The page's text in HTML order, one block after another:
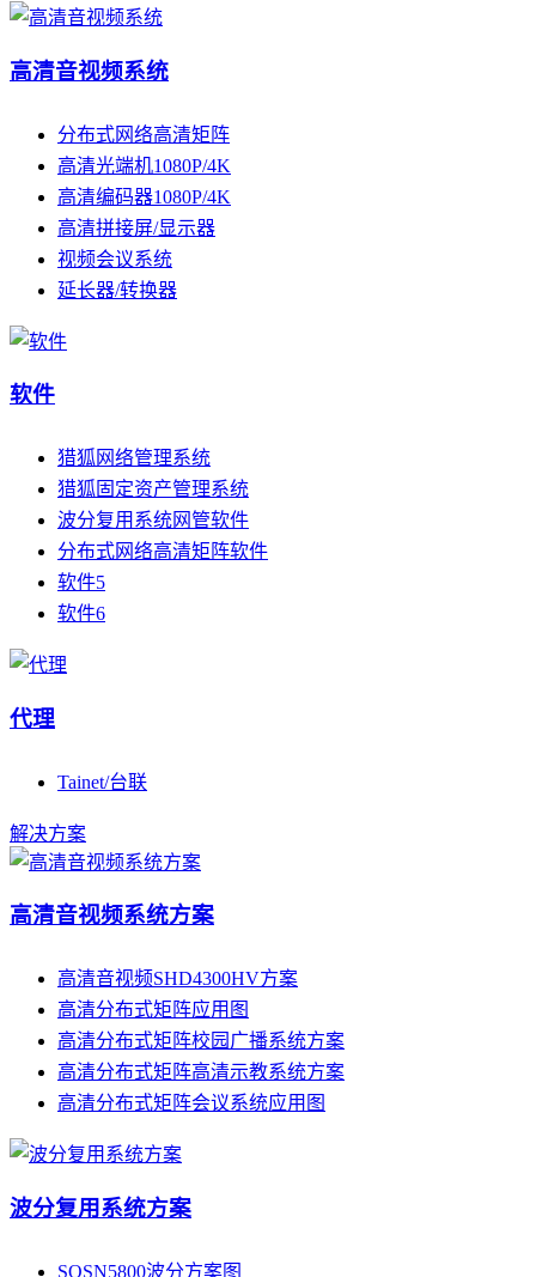
高清音视频系统
分布式网络高清矩阵
高清光端机1080P/4K
高清编码器1080P/4K
高清拼接屏/显示器
视频会议系统
延长器/转换器
软件
猎狐网络管理系统
猎狐固定资产管理系统
波分复用系统网管软件
分布式网络高清矩阵软件
软件5
软件6
代理
Tainet/台联
解决方案
高清音视频系统方案
高清音视频SHD4300HV方案
高清分布式矩阵应用图
高清分布式矩阵校园广播系统方案
高清分布式矩阵高清示教系统方案
高清分布式矩阵会议系统应用图
波分复用系统方案
SOSN5800波分方案图